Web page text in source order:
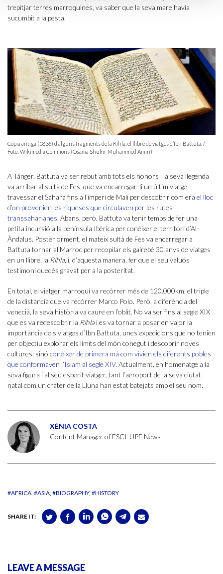
trepitjar terres marroquines, va saber que la seva mare havia
sucumbit a la pesta.
Còpia antiga (1836) d’alguns fragments de la Rihla, el llibre de viatges d’Ibn Battuta. /
Foto: Wikimedia Commons (Osama Shukir Muhammed Amin)
A Tànger, Battuta va ser rebut amb tots els honors i la seva llegenda
va arribar al sultà de Fes, que va encarregar-li un últim viatge:
travessar el Sàhara fins a l’imperi de Mali per descobrir com era el lloc
d’on provenien les riqueses que circulaven per les rutes
transsaharianes. Abans, però, Battuta va tenir temps de fer una
petita incursió a la península Ibèrica per conèixer el territori d’Al-
Àndalus. Posteriorment, el mateix sultà de Fes va encarregar a
Battuta tornar al Marroc per recopilar els gairebé 30 anys de viatges
en un llibre, la Rihla, i, d’aquesta manera, fer que el seu valuós
testimoni quedés gravat per a la posteritat.
En total, el viatger marroquí va recórrer més de 120.000km, el triple
de la distància que va recórrer Marco Polo. Però, a diferència del
venecià, la seva història va caure en l’oblit. No va ser fins al segle XIX
que es va redescobrir la Rihla i es va tornar a posar en valor la
importància dels viatges d’Ibn Battuta, unes expedicions que no tenien
per objectiu explorar els límits del món conegut i descobrir noves
cultures, sinó conèixer de primera mà com vivien els diferents pobles
que conformaven l’Islam al segle XIV. Actualment, en homenatge a la
seva figura i al seu esperit viatger, tant l’aeroport de la seva ciutat
natal com un cràter de la Lluna han estat batejats amb el seu nom.
XÈNIA COSTA
Content Manager of ESCI-UPF News
#AFRICA #ASIA #BIOGRAPHY #HISTORY
SHARE IT:
LEAVE A MESSAGE